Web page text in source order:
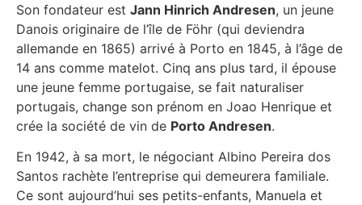
Son fondateur est Jann Hinrich Andresen, un jeune
Danois originaire de l’île de Föhr (qui deviendra
allemande en 1865) arrivé à Porto en 1845, à l’âge de
14 ans comme matelot. Cinq ans plus tard, il épouse
une jeune femme portugaise, se fait naturaliser
portugais, change son prénom en Joao Henrique et
crée la société de vin de Porto Andresen.
En 1942, à sa mort, le négociant Albino Pereira dos
Santos rachète l’entreprise qui demeurera familiale.
Ce sont aujourd’hui ses petits-enfants, Manuela et